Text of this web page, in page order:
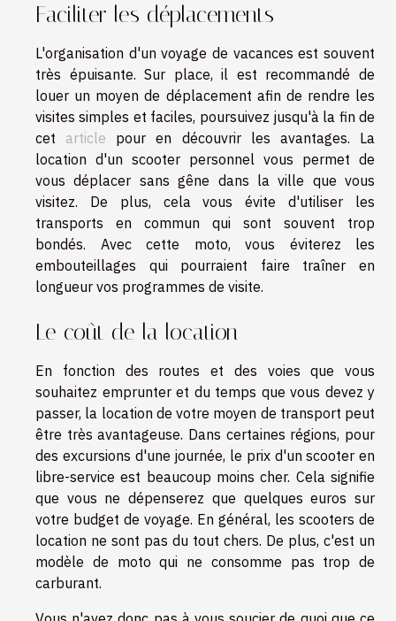
Faciliter les déplacements
L'organisation d'un voyage de vacances est souvent
très épuisante. Sur place, il est recommandé de
louer un moyen de déplacement afin de rendre les
visites simples et faciles, poursuivez jusqu'à la fin de
cet article pour en découvrir les avantages. La
location d'un scooter personnel vous permet de
vous déplacer sans gêne dans la ville que vous
visitez. De plus, cela vous évite d'utiliser les
transports en commun qui sont souvent trop
bondés. Avec cette moto, vous éviterez les
embouteillages qui pourraient faire traîner en
longueur vos programmes de visite.
Le coût de la location
En fonction des routes et des voies que vous
souhaitez emprunter et du temps que vous devez y
passer, la location de votre moyen de transport peut
être très avantageuse. Dans certaines régions, pour
des excursions d'une journée, le prix d'un scooter en
libre-service est beaucoup moins cher. Cela signifie
que vous ne dépenserez que quelques euros sur
votre budget de voyage. En général, les scooters de
location ne sont pas du tout chers. De plus, c'est un
modèle de moto qui ne consomme pas trop de
carburant.